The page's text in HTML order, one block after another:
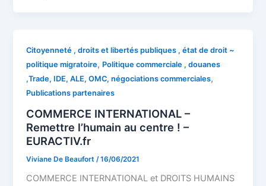
Citoyenneté , droits et libertés publiques , état de droit ~
politique migratoire, Politique commerciale , douanes
,Trade, IDE, ALE, OMC, négociations commerciales,
Publications partenaires
COMMERCE INTERNATIONAL –
Remettre l’humain au centre ! –
EURACTIV.fr
Viviane De Beaufort /16/06/2021
COMMERCE INTERNATIONAL et DROITS HUMAINS